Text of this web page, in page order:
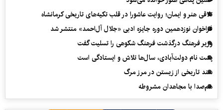
تلاقی هنر و ایمان؛ روایت عاشورا در قلب تکیه‌های تاریخی کرمانشاه
فراخوان نوزدهمین دوره جایزه ادبی «جلال آل‌احمد» منتشر شد
وزیر فرهنگ درگذشت فرهنگ شکوهی را تسلیت گفت
پشت نام دولت‌آبادی، سال‌ها تلاش و ایستادگی است
سند تاریخی از زیستن در مرز مرگ
هم‌صدا با مجاهدان مشروطه